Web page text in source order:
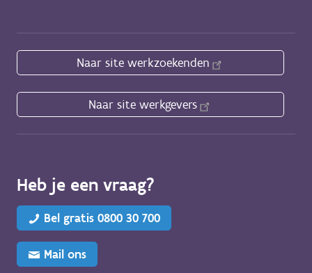
Naar site werkzoekenden
Naar site werkgevers
Heb je een vraag?
Bel gratis 0800 30 700
Mail ons